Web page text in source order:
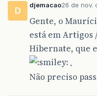
D
djemacao26 de nov.
Gente, o
está em Artigos
Hibernate, que
.
Não preciso